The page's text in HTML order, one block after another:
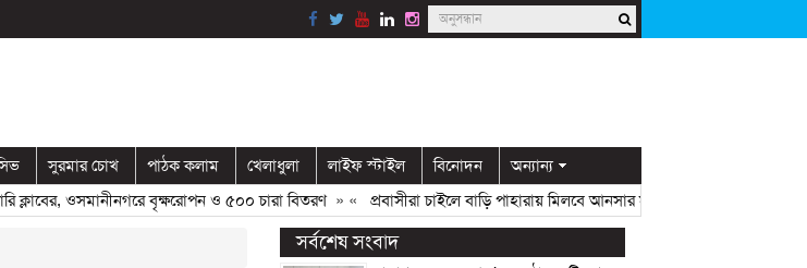
সুরমার চোখ পাঠক কলাম খেলাধুলা লাইফ স্টাইল বিনোদন অন্যান্য
ওসমানীনগরে বৃক্ষরোপন ও ৫০০ চারা বিতরণ» « প্রবাসীরা চাইলে বাড়ি পাহারায় মিলবে আনসার সদস্য: ডিসি মামুন
সর্বশেষ সংবাদ